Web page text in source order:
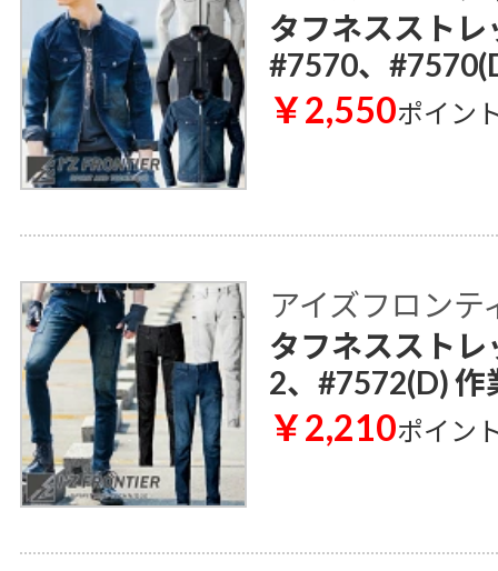
タフネススト
#7570、
￥2,550ポイン
アイズフロンテ
タフネススト
2、#7572(D) 作
￥2,210ポイン